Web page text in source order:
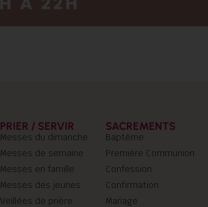
PRIER / SERVIR
Messes du dimanche
Messes de semaine
Messes en famille
Messes des jeunes
Veillées de prière
SACREMENTS
Baptême
Première Communion
Confession
Confirmation
Mariage